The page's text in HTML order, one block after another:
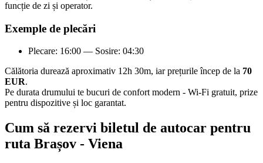
funcție de zi și operator.
Exemple de plecări
Plecare: 16:00 — Sosire: 04:30
Călătoria durează aproximativ 12h 30m, iar prețurile încep de la 70
EUR.
Pe durata drumului te bucuri de confort modern - Wi-Fi gratuit, prize
pentru dispozitive și loc garantat.
Cum să rezervi biletul de autocar pentru
ruta Brașov - Viena